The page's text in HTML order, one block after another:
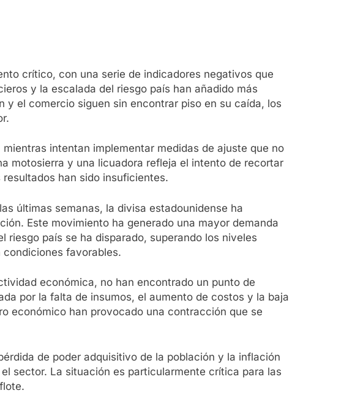
crítico, con una serie de indicadores negativos que
y la escalada del riesgo país han añadido más
el comercio siguen sin encontrar piso en su caída, los
intentan implementar medidas de ajuste que no
motosierra y una licuadora refleja el intento de recortar
han sido insuficientes.
últimas semanas, la divisa estadounidense ha
Este movimiento ha generado una mayor demanda
riesgo país se ha disparado, superando los niveles
favorables.
económica, no han encontrado un punto de
por la falta de insumos, el aumento de costos y la baja
económico han provocado una contracción que se
de poder adquisitivo de la población y la inflación
sector. La situación es particularmente crítica para las